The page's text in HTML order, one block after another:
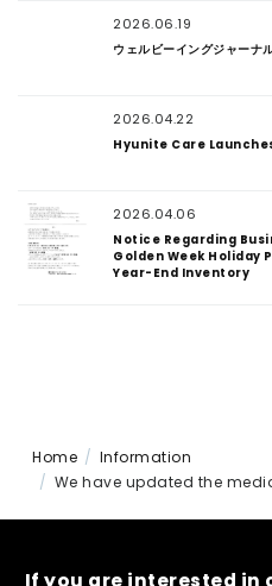
2026.06.19
ウェルビーイングジャーナ
2026.04.22
Hyunite Care
2026.04.06
Notice Regarding
Golden Week Holiday
Year-End Inventory
Home
Information
We have updated the
If you are interested in